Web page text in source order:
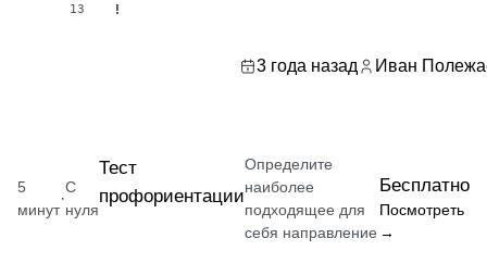
13
!
3 года назад Иван
5
минут
·
С
нуля
Тест
профориентации
Определите
наиболее
подходящее для
себя направление
Бесплатно
Посмотреть
→